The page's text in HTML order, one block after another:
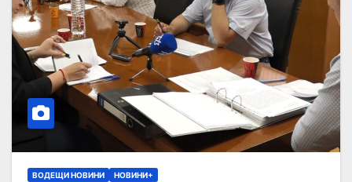
ВОДЕЩИ НОВИНИ НОВИНИ+